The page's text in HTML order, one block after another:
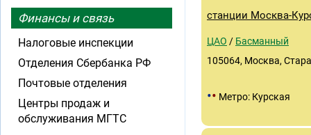
станции Москва-
ЦАО / Басманный
105064, Москва,
•• Метро: Курская
Финансы и связь
Налоговые инспекции
Отделения Сбербанка РФ
Почтовые отделения
Центры продаж и
обслуживания МГТС